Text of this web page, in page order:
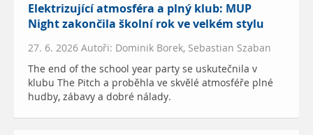
Elektrizující atmosféra a plný klub: MUP
Night zakončila školní rok ve velkém stylu
27. 6. 2026 Autoři: Dominik Borek, Sebastian Szaban
The end of the school year party se uskutečnila v
klubu The Pitch a proběhla ve skvělé atmosféře plné
hudby, zábavy a dobré nálady.